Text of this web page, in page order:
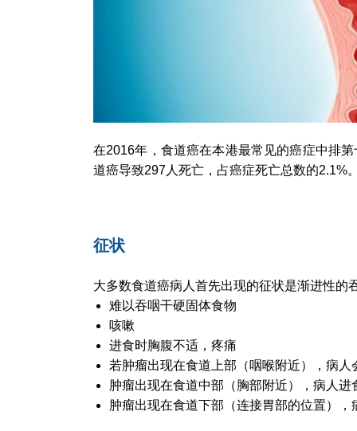
在2016年，食道癌在本港最常见的癌症中排
道癌导致297人死亡，占癌症死亡总数的2.1%
征状
大多数食道癌病人首先出现的征状是渐进性
难以吞咽干硬固体食物
咳嗽
进食时胸腹不适，疼痛
若肿瘤出现在食道上部（咽喉附近），病
肿瘤出现在食道中部（胸部附近），病人
肿瘤出现在食道下部（连接胃部的位置）